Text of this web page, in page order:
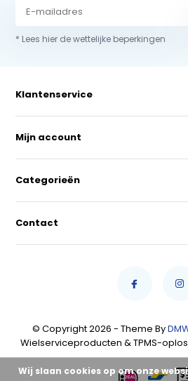
* Lees hier de wettelijke beperkingen
Klantenservice
Mijn account
Categorieën
Contact
© Copyright 2026 - Theme By
Wielserviceproducten & TPMS-
Wij slaan cookies op om onze